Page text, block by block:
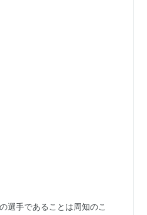
選手であることは周知のこ